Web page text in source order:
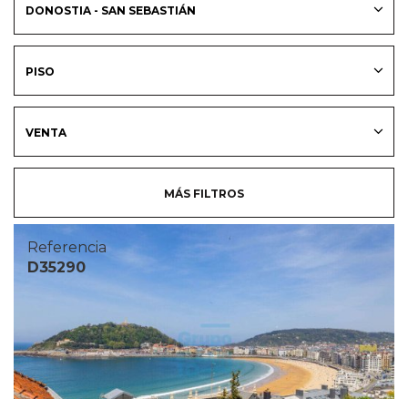
DONOSTIA - SAN SEBASTIÁN
PISO
VENTA
MÁS FILTROS
Referencia
D35290